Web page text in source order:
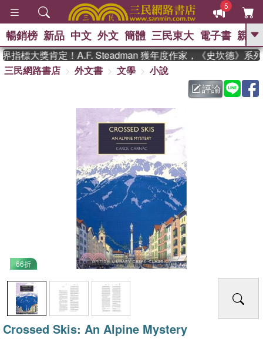
5
GO
熱搜： 東野圭吾
父親節 、 如果歷
暑期推薦 、 國際布克
獎 臺灣漫遊錄 、
登輝時代 、 數學女孩：黎曼猜想
偉大的迷走神經
暢銷榜 新品 中文 外文 簡體 三民東大 電子書 親子
標大獎肯定！A.F. Steadman 獲年度作家，《史坎德》系列
三民網路書店
外文書 文學
小說
評論
66折
Crossed Skis: An Alpine Mystery